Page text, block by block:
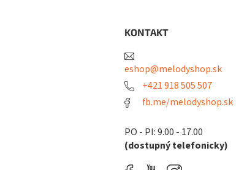
KONTAKT
eshop@melodyshop.sk
+421 918 505 507
fb.me/melodyshop.sk
PO - PI: 9.00 - 17.00
(dostupný telefonicky)